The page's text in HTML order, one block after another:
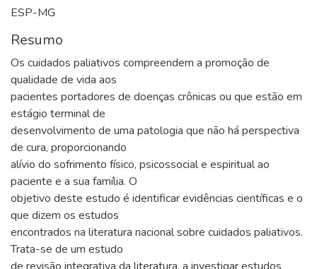
ESP-MG
Resumo
Os cuidados paliativos compreendem a promoção de
qualidade de vida aos
pacientes portadores de doenças crônicas ou que estão em
estágio terminal de
desenvolvimento de uma patologia que não há perspectiva
de cura, proporcionando
alívio do sofrimento físico, psicossocial e espiritual ao
paciente e a sua família. O
objetivo deste estudo é identificar evidências científicas e o
que dizem os estudos
encontrados na literatura nacional sobre cuidados paliativos.
Trata-se de um estudo